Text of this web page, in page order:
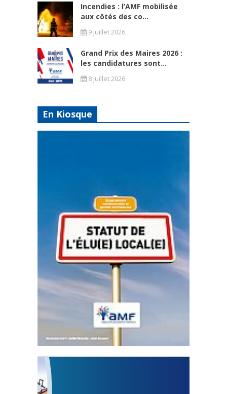
Incendies : l’AMF mobilisée
aux côtés des co...
9 juillet 2026
Grand Prix des Maires 2026 :
les candidatures sont...
8 juillet 2026
En Kiosque
Statut de l’élu local
3 avril 2024
Mise à jour avril 2024